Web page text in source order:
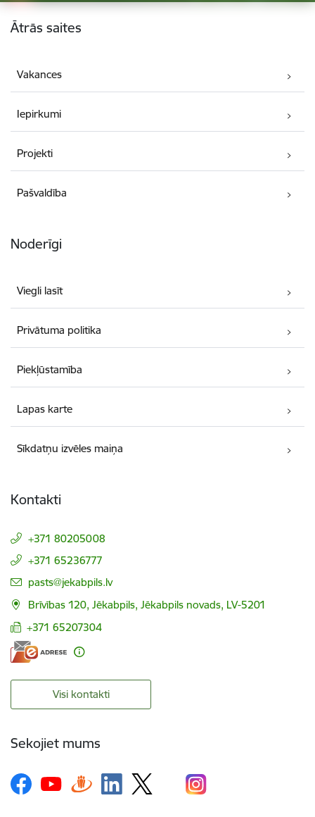
Kājene
Ātrās saites
Vakances
Iepirkumi
Projekti
Pašvaldība
Noderīgi
Viegli lasīt
Privātuma politika
Piekļūstamība
Lapas karte
Sīkdatņu izvēles maiņa
Kontakti
+371 80205008
+371 65236777
E-pasts:
pasts@jekabpils.lv
Brīvības 120, Jēkabpils, Jēkabpils novads, LV-5201
+371 65207304
Visi kontakti
Sekojiet mums